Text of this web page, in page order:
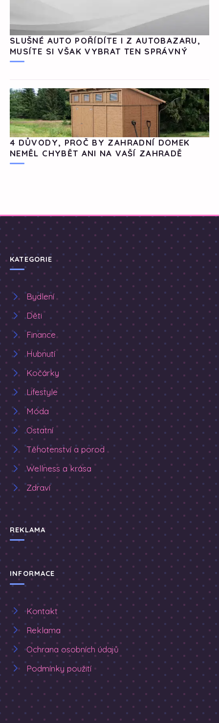
SLUŠNÉ AUTO POŘÍDÍTE I Z AUTOBAZARU,
MUSÍTE SI VŠAK VYBRAT TEN SPRÁVNÝ
4 DŮVODY, PROČ BY ZAHRADNÍ DOMEK
NEMĚL CHYBĚT ANI NA VAŠÍ ZAHRADĚ
KATEGORIE
Bydlení
Děti
Finance
Hubnutí
Kočárky
Lifestyle
Móda
Ostatní
Těhotenství a porod
Wellness a krása
Zdraví
REKLAMA
INFORMACE
Kontakt
Reklama
Ochrana osobních údajů
Podmínky použití